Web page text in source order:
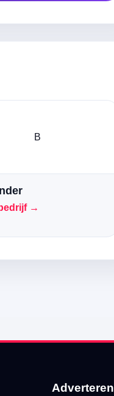
B
→
Adverteren